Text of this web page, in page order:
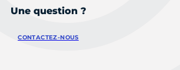
Une question ?
CONTACTEZ-NOUS